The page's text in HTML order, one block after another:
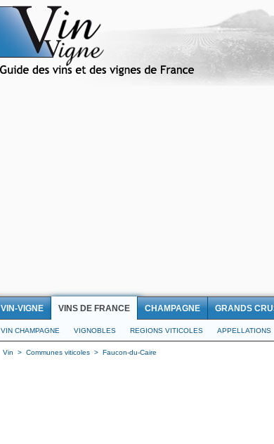
VIN-VIGNE VINS DE FRANCE CHAMPAGNE GRANDS
VIN CHAMPAGNE VIGNOBLES REGIONS VITICOLES APPELLATIONS
Vin > Communes viticoles > Faucon-du-Caire